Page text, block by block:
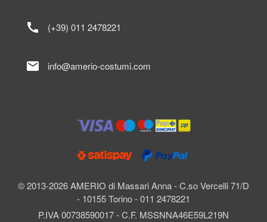
© 2013-2026 AMERIO di Massari Anna - C.so Vercelli 71/D
- 10155 Torino - 011 2478221
P.IVA 00738590017 - C.F. MSSNNA46E59L219N
call (+39) 011 2478221
mail info@amerio-costumi.com